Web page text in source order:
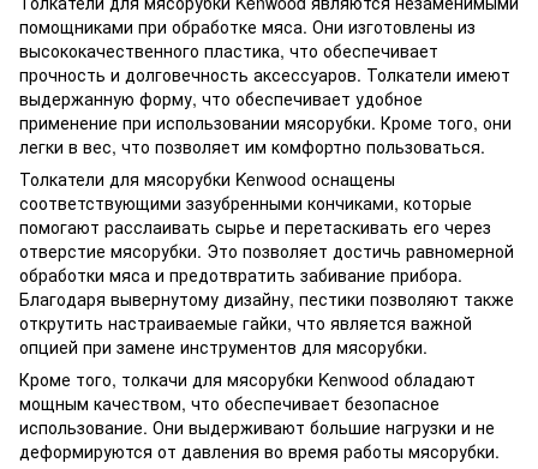
помощниками при обработке мяса. Они изготовлены из
высококачественного пластика, что обеспечивает
прочность и долговечность аксессуаров. Толкатели имеют
выдержанную форму, что обеспечивает удобное
применение при использовании мясорубки. Кроме того, они
легки в вес, что позволяет им комфортно пользоваться.
Толкатели для мясорубки Kenwood оснащены
соответствующими зазубренными кончиками, которые
помогают расслаивать сырье и перетаскивать его через
отверстие мясорубки. Это позволяет достичь равномерной
обработки мяса и предотвратить забивание прибора.
Благодаря вывернутому дизайну, пестики позволяют также
открутить настраиваемые гайки, что является важной
опцией при замене инструментов для мясорубки.
Кроме того, толкачи для мясорубки Kenwood обладают
мощным качеством, что обеспечивает безопасное
использование. Они выдерживают большие нагрузки и не
деформируются от давления во время работы мясорубки.